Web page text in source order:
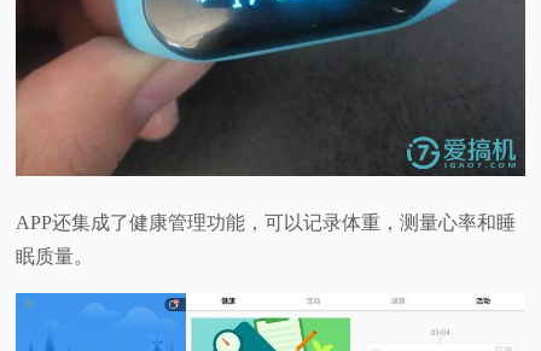
APP还集成了健康管理功能，可以记录体重，测量心率和睡
眠质量。